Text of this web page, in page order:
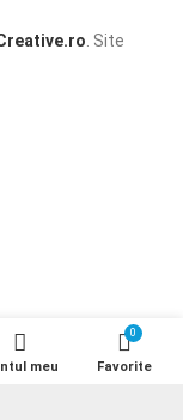
. Site
meu
0
Favorite